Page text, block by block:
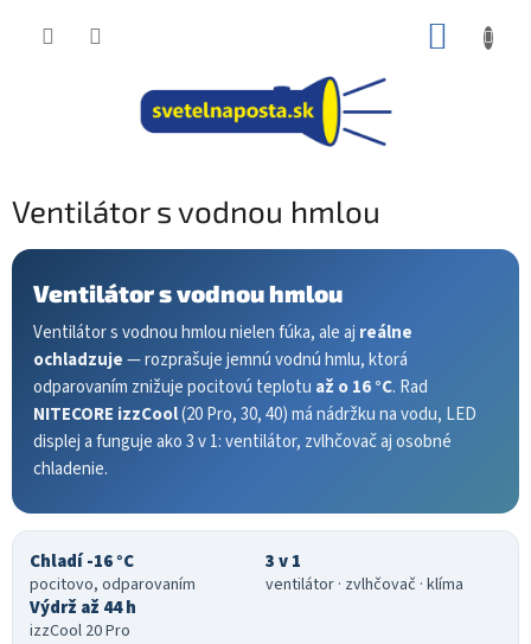
Ventilátor s vodnou hmlou
Ventilátor s vodnou hmlou
Ventilátor s vodnou hmlou nielen fúka, ale aj reálne
ochladzuje— rozprašuje jemnú vodnú hmlu, ktorá
odparovaním znižuje pocitovú teplotu až o 16 °C. Rad
NITECORE izzCool(20 Pro, 30, 40) má nádržku na vodu, LED
displej a funguje ako 3 v 1: ventilátor, zvlhčovač aj osobné
chladenie.
Chladí -16 °C
pocitovo, odparovaním
3 v 1
ventilátor · zvlhčovač · klíma
Výdrž až 44 h
izzCool 20 Pro